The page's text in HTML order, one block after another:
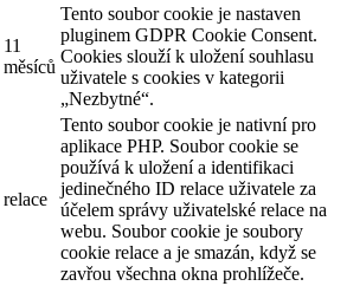
11
měsíců
Tento soubor cookie je nastaven
pluginem GDPR Cookie Consent.
Cookies slouží k uložení souhlasu
uživatele s cookies v kategorii
„Nezbytné“.
relace
Tento soubor cookie je nativní pro
aplikace PHP. Soubor cookie se
používá k uložení a identifikaci
jedinečného ID relace uživatele za
účelem správy uživatelské relace na
webu. Soubor cookie je soubory
cookie relace a je smazán, když se
zavřou všechna okna prohlížeče.